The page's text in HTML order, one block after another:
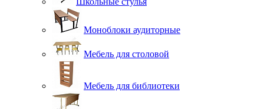
Моноблоки аудиторные
Мебель для столовой
Мебель для библиотеки